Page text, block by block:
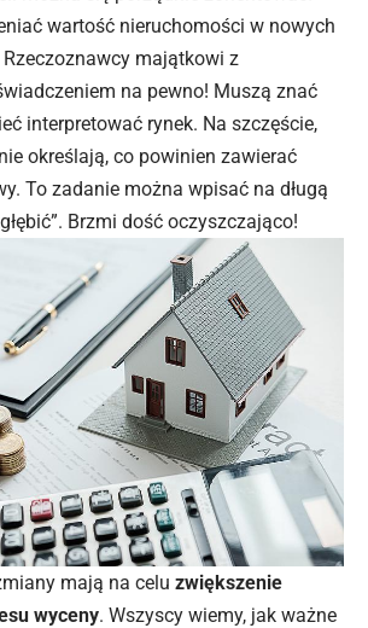
wartość nieruchomości w nowych
majątkowi z
na pewno! Muszą znać
interpretować rynek. Na szczęście,
określają, co powinien zawierać
To zadanie można wpisać na długą
Brzmi dość oczyszczająco!
mają na celu zwiększenie
wyceny. Wszyscy wiemy, jak ważne